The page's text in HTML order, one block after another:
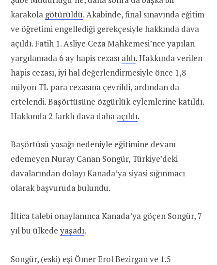
karakola götürüldü. Akabinde, final sınavında eğitim
ve öğretimi engellediği gerekçesiyle hakkında dava
açıldı. Fatih 1. Asliye Ceza Mahkemesi’nce yapılan
yargılamada 6 ay hapis cezası aldı. Hakkında verilen
hapis cezası, iyi hal değerlendirmesiyle önce 1,8
milyon TL para cezasına çevrildi, ardından da
ertelendi. Başörtüsüne özgürlük eylemlerine katıldı.
Hakkında 2 farklı dava daha açıldı.
Başörtüsü yasağı nedeniyle eğitimine devam
edemeyen Nuray Canan Songür, Türkiye’deki
davalarından dolayı Kanada’ya siyasi sığınmacı
olarak başvuruda bulundu.
İltica talebi onaylanınca Kanada’ya göçen Songür, 7
yıl bu ülkede yaşadı.
Songür, (eski) eşi Ömer Erol Bezirgan ve 1.5